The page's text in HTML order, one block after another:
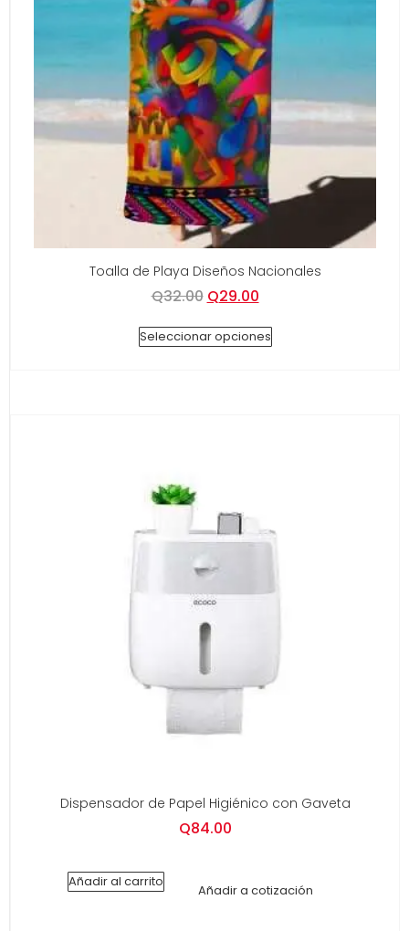
Toalla de Playa Diseños Nacionales
Q32.00 Q29.00
Seleccionar opciones
Dispensador de Papel Higiénico con Gaveta
Q84.00
Añadir al carrito
Añadir a cotización